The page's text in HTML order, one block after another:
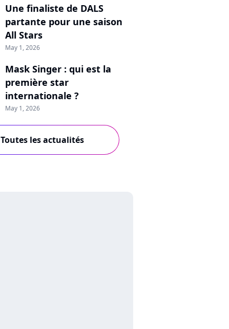
Une finaliste de DALS
partante pour une saison
All Stars
May 1, 2026
Mask Singer : qui est la
première star
internationale ?
May 1, 2026
Toutes les actualités